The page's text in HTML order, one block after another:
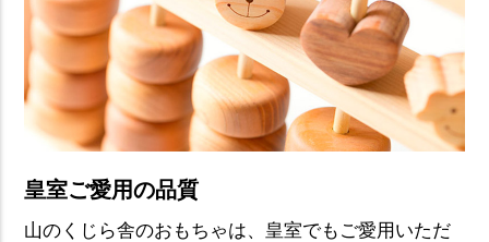
皇室ご愛用の品質
山のくじら舎のおもちゃは、皇室でもご愛用いただ